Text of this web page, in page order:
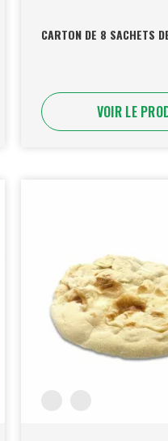
CARTON DE 8 SACHETS
VOIR LE